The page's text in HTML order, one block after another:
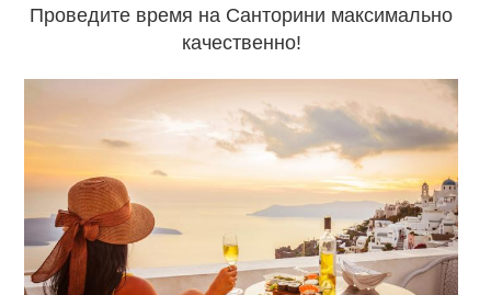
Проведите время на Санторини максимально
качественно!